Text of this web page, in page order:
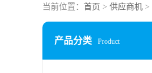
当前位置： 首页 > 供应商机 >
产品分类 Product